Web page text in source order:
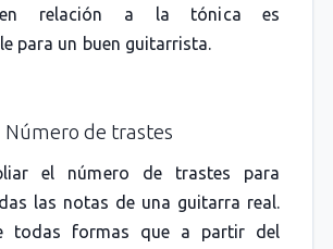
en relación a la tónica es
para un buen guitarrista.
Número de trastes
el número de trastes para
las notas de una guitarra real.
todas formas que a partir del